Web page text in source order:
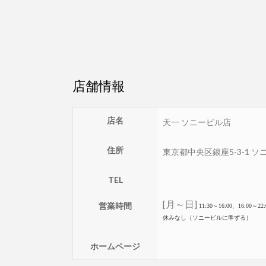
店舗情報
店名 天一 ソニービル店
住所 東京都中央区銀座5-3-1 ソ
TEL
営業時間 [月～日] 11:30～16:00、 16:00～
休みなし（ソニービルに準ずる）
ホームページ